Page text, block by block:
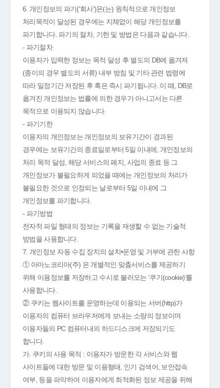
6. 개인정보의 파기('회사')은(는) 원칙적으로 개인정보
처리목적이 달성된 경우에는 지체없이 해당 개인정보를
파기합니다. 파기의 절차, 기한 및 방법은 다음과 같습니다.
- 파기절차
이용자가 입력한 정보는 목적 달성 후 별도의 DB에 옮겨져
(종이의 경우 별도의 서류) 내부 방침 및 기타 관련 법령에
따라 일정기간 저장된 후 혹은 즉시 파기됩니다. 이 때, DB로
옮겨진 개인정보는 법률에 의한 경우가 아니고서는 다른
목적으로 이용되지 않습니다.
- 파기기한
이용자의 개인정보는 개인정보의 보유기간이 경과된
경우에는 보유기간의 종료일로부터 5일 이내에, 개인정보의
처리 목적 달성, 해당 서비스의 폐지, 사업의 종료 등 그
개인정보가 불필요하게 되었을 때에는 개인정보의 처리가
불필요한 것으로 인정되는 날로부터 5일 이내에 그
개인정보를 파기합니다.
- 파기방법
전자적 파일 형태의 정보는 기록을 재생할 수 없는 기술적
방법을 사용합니다.
7. 개인정보 자동 수집 장치의 설치•운영 및 거부에 관한 사항
① 아마노코리아(주) 은 개별적인 맞춤서비스를 제공하기
위해 이용정보를 저장하고 수시로 불러오는 ‘쿠기(cookie)’를
사용합니다.
② 쿠키는 웹사이트를 운영하는데 이용되는 서버(http)가
이용자의 컴퓨터 브라우저에게 보내는 소량의 정보이며
이용자들의 PC 컴퓨터내의 하드디스크에 저장되기도
합니다.
가. 쿠키의 사용 목적 : 이용자가 방문한 각 서비스와 웹
사이트들에 대한 방문 및 이용형태, 인기 검색어, 보안접속
여부, 등을 파악하여 이용자에게 최적화된 정보 제공을 위해